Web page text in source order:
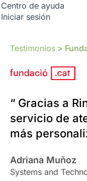
Centro de ayuda
Iniciar sesión
Testimonios >
“ Gracias a
servicio de
más
Adriana Muñoz
Systems and